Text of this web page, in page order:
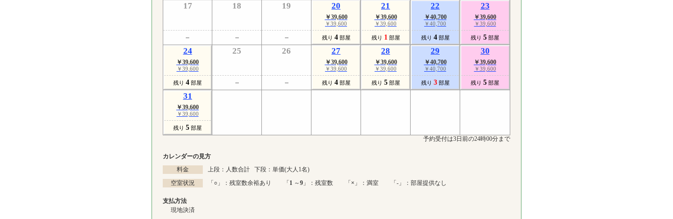
17 18 19 20
￥39,600
￥39,600
残り 4 部屋
21
￥39,600
￥39,600
残り 1 部屋
22
￥40,700
￥40,700
残り 4 部屋
23
￥39,600
￥39,600
残り 5 部屋
24
￥39,600
￥39,600
残り 4 部屋
25 26 27
￥39,600
￥39,600
残り 4 部屋
28
￥39,600
￥39,600
残り 5 部屋
29
￥40,700
￥40,700
残り 3 部屋
30
￥39,600
￥39,600
残り 5 部屋
31
￥39,600
￥39,600
残り 5 部屋
予約受付は3日前の24時00分まで
カレンダーの見方
料金
上段：人数合計 下段：単価(大人1名)
空室状況
「○ 」：残室数余裕あり 「1 ～9 」：残室数 「× 」：満室 「-」：部屋提供なし
支払方法
現地決済